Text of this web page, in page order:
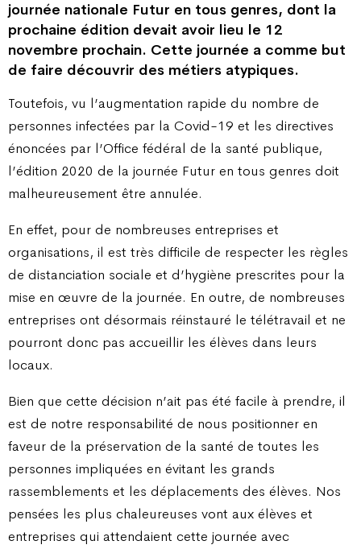
journée nationale Futur en tous genres, dont la
prochaine édition devait avoir lieu le 12
novembre prochain. Cette journée a comme but
de faire découvrir des métiers atypiques.
Toutefois, vu l’augmentation rapide du nombre de
personnes infectées par la Covid-19 et les directives
énoncées par l’Office fédéral de la santé publique,
l’édition 2020 de la journée Futur en tous genres doit
malheureusement être annulée.
En effet, pour de nombreuses entreprises et
organisations, il est très difficile de respecter les règles
de distanciation sociale et d’hygiène prescrites pour la
mise en œuvre de la journée. En outre, de nombreuses
entreprises ont désormais réinstauré le télétravail et ne
pourront donc pas accueillir les élèves dans leurs
locaux.
Bien que cette décision n’ait pas été facile à prendre, il
est de notre responsabilité de nous positionner en
faveur de la préservation de la santé de toutes les
personnes impliquées en évitant les grands
rassemblements et les déplacements des élèves. Nos
pensées les plus chaleureuses vont aux élèves et
entreprises qui attendaient cette journée avec